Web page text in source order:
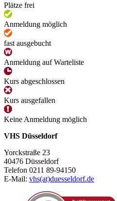
Plätze frei
Anmeldung möglich
fast ausgebucht
Anmeldung auf Warteliste
Kurs abgeschlossen
Kurs ausgefallen
Keine Anmeldung möglich
VHS Düsseldorf
Yorckstraße 23
40476 Düsseldorf
Telefon 0211 89-94150
E-Mail: vhs(at)duesseldorf.de